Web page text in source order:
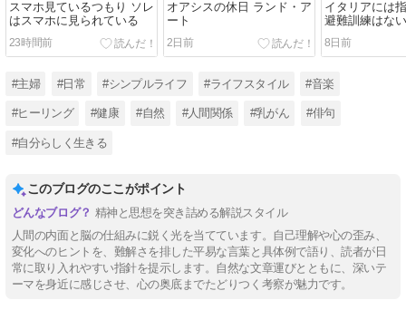
スマホ見ているつもり ソレ
はスマホに見られている
23時間前
オアシスの休日 ランド・ア
ート
2日前
イタリアには
避難訓練はな
タリアの地震
底火山リスク
8日前
#主婦 #日常 #シンプルライフ #ライフスタイル #音楽
#ヒーリング #健康 #自然 #人間関係 #乳がん #俳句
#自分らしく生きる
このブログのここがポイント
精神と思想を突き詰める解説スタイル
人間の内面と脳の仕組みに鋭く光を当てています。自己理解や心の歪み、
変化へのヒントを、難解さを排した平易な言葉と具体例で語り、読者が日
常に取り入れやすい指針を提示します。自然な文章運びとともに、深いテ
ーマを身近に感じさせ、心の奥底までたどりつく考察が魅力です。